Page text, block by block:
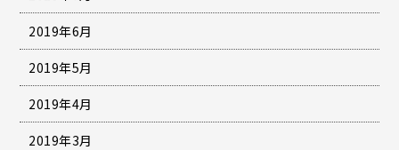
2019年6月
2019年5月
2019年4月
2019年3月